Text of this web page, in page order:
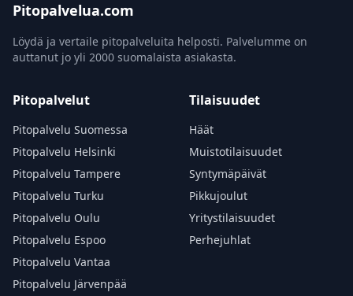
Pitopalvelua.com
Löydä ja vertaile pitopalveluita helposti. Palvelumme on
auttanut jo yli 2000 suomalaista asiakasta.
Pitopalvelut
Pitopalvelu Suomessa
Pitopalvelu Helsinki
Pitopalvelu Tampere
Pitopalvelu Turku
Pitopalvelu Oulu
Pitopalvelu Espoo
Pitopalvelu Vantaa
Pitopalvelu Järvenpää
Tilaisuudet
Häät
Muistotilaisuudet
Syntymäpäivät
Pikkujoulut
Yritystilaisuudet
Perhejuhlat